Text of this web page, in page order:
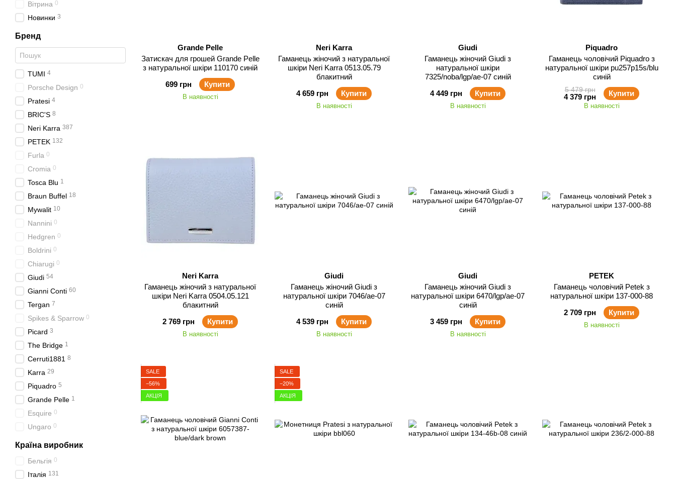
Grande Pelle
Затискач для грошей Grande Pelle
з натуральної шкіри 110170 синій
699 грн
Купити
В наявності
Neri Karra
Гаманець жіночий з натуральної
шкіри Neri Karra 0513.05.79
блакитний
4 659 грн
Купити
В наявності
Giudi
Гаманець жіночий Giudi з
натуральної шкіри
7325/noba/lgp/ae-07 синій
4 449 грн
Купити
В наявності
Piquadro
Гаманець чоловічий Piquadro з
натуральної шкіри pu257p15s/blu
синій
5 479 грн
4 379 грн Купити
В наявності
Neri Karra
Гаманець жіночий з натуральної
шкіри Neri Karra 0504.05.121
блакитний
2 769 грн
Купити
В наявності
Giudi
Гаманець жіночий Giudi з
натуральної шкіри 7046/ae-07
синій
4 539 грн
Купити
В наявності
Giudi
Гаманець жіночий Giudi з
натуральної шкіри 6470/lgp/ae-07
синій
3 459 грн
Купити
В наявності
PETEK
Гаманець чоловічий Petek з
натуральної шкіри 137-000-88
2 709 грн
Купити
В наявності
SALE
−56%
АКЦІЯ
SALE
−20%
АКЦІЯ
Вітрина 0
Новинки 3
Бренд
TUMI 4
Porsche Design 0
Pratesi 4
BRIC'S 8
Neri Karra 387
PETEK 132
Furla 0
Cromia 0
Tosca Blu 1
Braun Buffel 18
Mywalit 10
Nannini 0
Hedgren 0
Boldrini 0
Chiarugi 0
Giudi 54
Gianni Conti 60
Tergan 7
Spikes & Sparrow 0
Picard 3
The Bridge 1
Cerruti1881 8
Karra 29
Piquadro 5
Grande Pelle 1
Esquire 0
Ungaro 0
Країна виробник
Бельгія 0
Італія 131